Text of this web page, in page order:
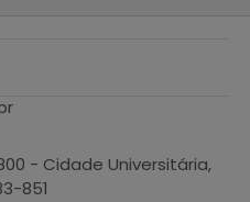
- Cidade Universitária,
851